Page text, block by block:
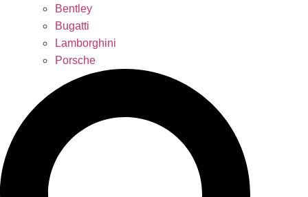
Bentley
Bugatti
Lamborghini
Porsche